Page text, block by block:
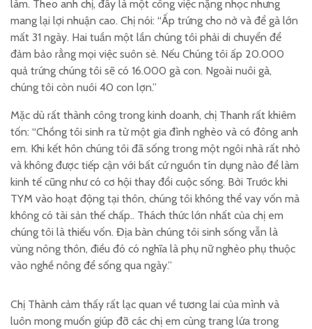
làm. Theo anh chị, đây là một công việc nặng nhọc nhưng
mang lại lợi nhuận cao. Chị nói: “Ấp trứng cho nở và để gà lớn
mất 31 ngày. Hai tuần một lần chúng tôi phải di chuyển để
đảm bảo rằng mọi việc suôn sẻ. Nếu Chúng tôi ấp 20.000
quả trứng chúng tôi sẽ có 16.000 gà con. Ngoài nuôi gà,
chúng tôi còn nuôi 40 con lợn.”
Mặc dù rất thành công trong kinh doanh, chị Thanh rất khiêm
tốn: “Chồng tôi sinh ra từ một gia đình nghèo và có đông anh
em. Khi kết hôn chúng tôi đã sống trong một ngôi nhà rất nhỏ
và không được tiếp cận với bất cứ nguồn tín dụng nào để làm
kinh tế cũng như có cơ hội thay đổi cuộc sống. Bởi Trước khi
TYM vào hoạt động tại thôn, chúng tôi không thể vay vốn mà
không có tài sản thế chấp.. Thách thức lớn nhất của chị em
chúng tôi là thiếu vốn. Địa bàn chúng tôi sinh sống vẫn là
vùng nông thôn, điều đó có nghĩa là phụ nữ nghèo phụ thuộc
vào nghề nông để sống qua ngày.”
Chị Thành cảm thấy rất lạc quan về tương lai của mình và
luôn mong muốn giúp đỡ các chị em cùng trang lứa trong